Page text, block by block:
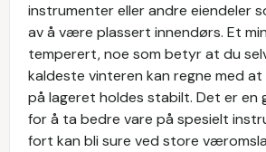
instrumenter eller andre eiendeler
av å være plassert innendørs. Et
temperert, noe som betyr at du
kaldeste vinteren kan regne med
på lageret holdes stabilt. Det er en
for å ta bedre vare på spesielt
fort kan bli sure ved store